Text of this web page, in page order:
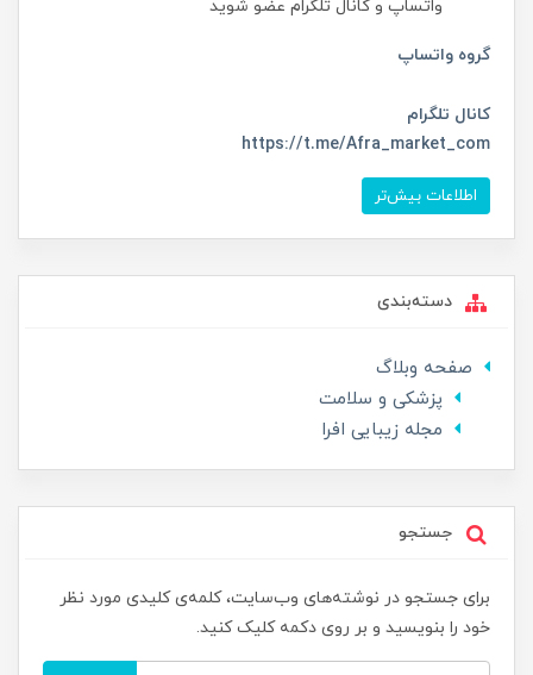
واتساپ و کانال تلگرام عضو شوید
گروه واتساپ
کانال تلگرام
https://t.me/Afra_market_com
اطلاعات بیش‌تر
دسته‌بندی
صفحه وبلاگ
پزشکی و سلامت
مجله زیبایی افرا
جستجو
برای جستجو در نوشته‌های وب‌سایت، کلمه‌ی کلیدی مورد نظر
خود را بنویسید و بر روی دکمه کلیک کنید.